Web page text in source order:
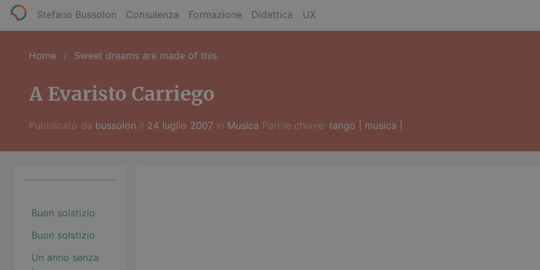
Stefano Bussolon Consulenza Formazione Didattica UX
Home Sweet dreams are made of this
A Evaristo Carriego
Pubblicato da bussolon il 24 luglio 2007 in Musica Parole chiave: tango musica
Buon solstizio
Buon solstizio
Un anno senza